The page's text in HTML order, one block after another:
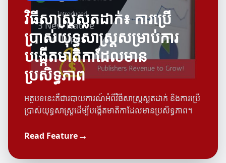
វិធីសាស្រ្តស្លតដាក់៖ ការប្រើ
ប្រាស់យុទ្ធសាស្ត្រសម្រាប់ការ
បង្កើតមាតិកាដែលមាន
ប្រសិទ្ធភាព
អត្ថបទនេះគឺជារបាយការណ៍អំពីវិធីសាស្រ្តស្លតដាក់ និងការប្រើ
ប្រាស់យុទ្ធសាស្ត្រដើម្បីបង្កើតមាតិកាដែលមានប្រសិទ្ធភាព។
Read Feature→
សារៈសំខាន់នៃការប្រកួតនានាក្នុងការអភិវឌ្ឍន៍
គន្លឹះនិងក្បួនសម្រាប់ការគ្រប់គ្រងពេលវេលាជាក់